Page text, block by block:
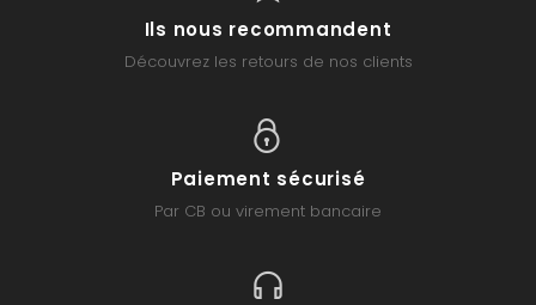
Ils nous recommandent
Découvrez les retours de nos clients
Paiement sécurisé
Par CB ou virement bancaire